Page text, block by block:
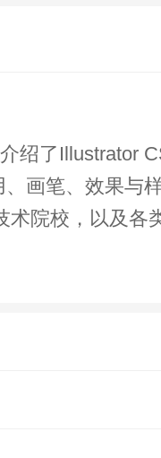
绍了Illustrator
画笔、效果与
院校，以及各